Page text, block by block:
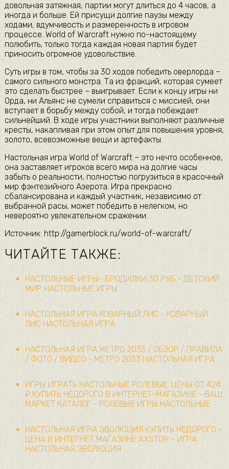
довольная затяжная, партии могут длиться до 4 часов, а
иногда и больше. Ей присущи долгие паузы между
ходами, вдумчивость и размеренность в игровом
процессе. World of Warcraft нужно по-настоящему
полюбить, только тогда каждая новая партия будет
приносить огромное удовольствие.
Суть игры в том, чтобы за 30 ходов победить оверлорда –
самого сильного монстра. Та из фракций, которая сумеет
это сделать быстрее – выигрывает. Если к концу игры ни
Орда, ни Альянс не сумели справиться с миссией, они
вступает в борьбу между собой, и тогда побеждает
сильнейший. В ходе игры участники выполняют различные
кресты, накапливая при этом опыт для повышения уровня,
золото, всевозможные вещи и артефакты.
Настольная игра World of Warcraft – это нечто особенное,
она заставляет игроков всего мира на долгие часы
забыть о реальности, полностью погрузиться в красочный
мир фэнтезийного Азерота. Игра прекрасно
сбалансирована и каждый участник, независимо от
выбранной расы, может победить в нелегком, но
невероятно увлекательном сражении.
Источник: http://gamerblock.ru/world-of-warcraft/
ЧИТАЙТЕ ТАКЖЕ:
НАСТОЛЬНЫЕ ИГРЫ- БРОДИЛКИ 30 РУБ - ДЕТСКИЙ
МИР НАСТОЛЬНЫЕ ИГРЫ
НАСТОЛЬНАЯ ИГРА КОВАРНЫЙ ЛИС - КОВАРНЫЙ
ЛИС НАСТОЛЬНАЯ ИГРА
НАСТОЛЬНАЯ ИГРА МЕТРО 2033 / ОБЗОР / ПРАВИЛА
/ ФОТО / ВИДЕО - МЕТРО 2033 НАСТОЛЬНАЯ ИГРА
ИГРЫ ИГРАТЬ НАСТОЛЬНЫЕ РОЛЕВЫЕ: ЦЕНЫ ОТ 424
₽ КУПИТЬ НЕДОРОГО В ИНТЕРНЕТ-МАГАЗИНЕ - ВАШ
МАРКЕТ КАТАЛОГ - РОЛЕВЫЕ ИГРЫ НАСТОЛЬНЫЕ
НАСТОЛЬНАЯ ИГРА ЭВОЛЮЦИЯ КУПИТЬ НЕДОРОГО -
ЦЕНА В ИНТЕРНЕТ МАГАЗИНЕ AXSTOR - ИГРА
НАСТОЛЬНАЯ ЭВОЛЮЦИЯ